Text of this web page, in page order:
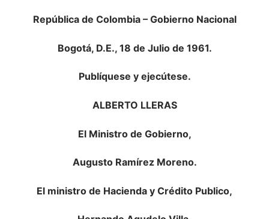
República de Colombia – Gobierno Nacional
Bogotá, D.E., 18 de Julio de 1961.
Publíquese y ejecútese.
ALBERTO LLERAS
El Ministro de Gobierno,
Augusto Ramírez Moreno.
El ministro de Hacienda y Crédito Publico,